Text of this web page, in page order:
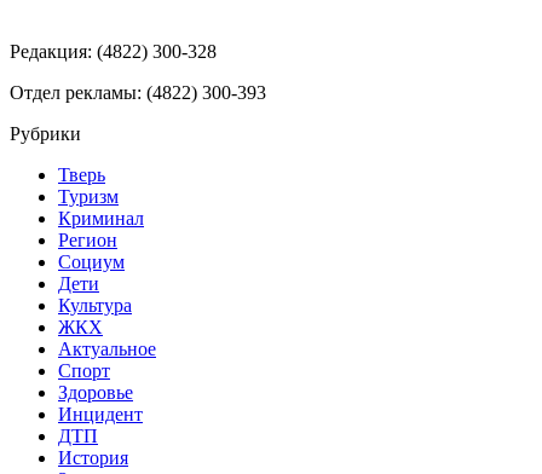
Редакция: (4822) 300-328
Отдел рекламы: (4822) 300-393
Рубрики
Тверь
Туризм
Криминал
Регион
Социум
Дети
Культура
ЖКХ
Актуальное
Спорт
Здоровье
Инцидент
ДТП
История